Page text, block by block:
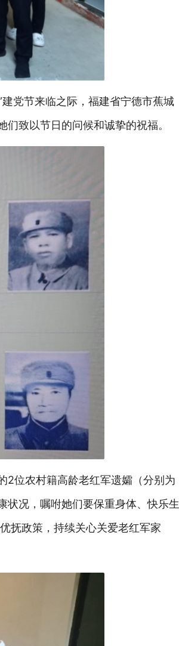
党节来临之际，福建省宁德市蕉城
致以节日的问候和诚挚的祝福。
2位农村籍高龄老红军遗孀（分别为
状况，嘱咐她们要保重身体、快乐生
抚政策，持续关心关爱老红军家